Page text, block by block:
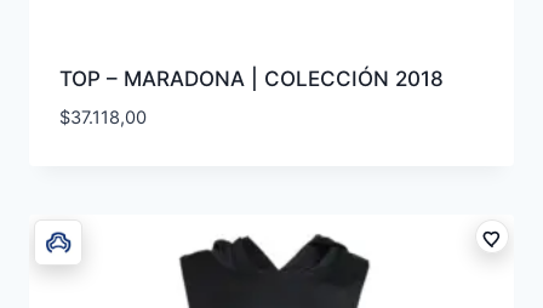
TOP – MARADONA | COLECCIÓN 2018
$37.118,00